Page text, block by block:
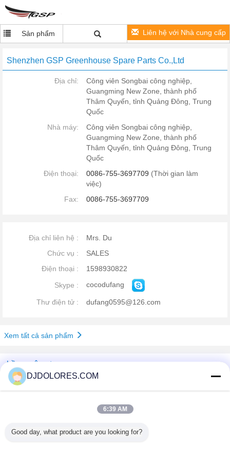
Sản phẩm Liên hệ với Nhà cung cấp
Shenzhen GSP Greenhouse Spare Parts Co.,Ltd
Địa chỉ:
Công viên Songbai công nghiệp,
Guangming New Zone, thành phố
Thâm Quyến, tỉnh Quảng Đông, Trung
Quốc
Nhà máy:
Công viên Songbai công nghiệp,
Guangming New Zone, thành phố
Thâm Quyến, tỉnh Quảng Đông, Trung
Quốc
Điện thoại:
0086-755-3697709 (Thời gian làm
việc)
Fax:
0086-755-3697709
Địa chỉ liên hệ :
Mrs. Du
Chức vụ :
SALES
Điện thoại :
1598930822
Skype :
cocodufang
Thư điện tử : dufang0595@126.com
Xem tất cả sản phẩm
hồ sơ công ty
Shenzhen GSP Greenhouse Spare Parts Co.,Ltd
Verified Suplier
DJDOLORES.COM
6:39 AM
Good day, what product are you looking for?